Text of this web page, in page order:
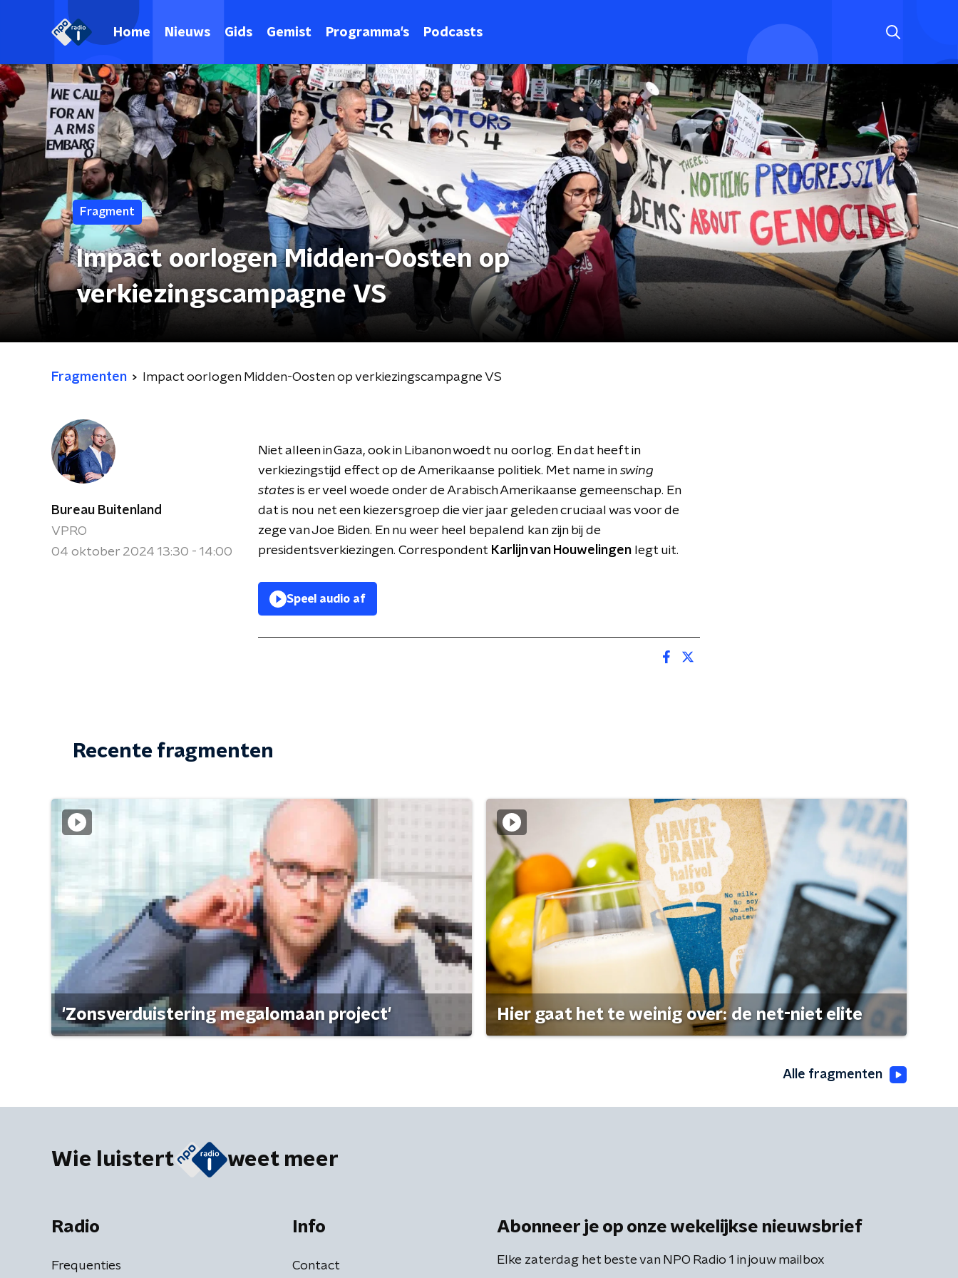
Home Nieuws Gids Gemist Programma's Podcasts
Fragment
Impact oorlogen Midden-Oosten op
verkiezingscampagne VS
Fragmenten Impact oorlogen Midden-Oosten op verkiezingscampagne VS
Bureau Buitenland
VPRO
04 oktober 2024 13:30 - 14:00
Niet alleen in Gaza, ook in Libanon woedt nu oorlog. En dat heeft in
verkiezingstijd effect op de Amerikaanse politiek. Met name in swing
states is er veel woede onder de Arabisch Amerikaanse gemeenschap. En
dat is nou net een kiezersgroep die vier jaar geleden cruciaal was voor de
zege van Joe Biden. En nu weer heel bepalend kan zijn bij de
presidentsverkiezingen. Correspondent Karlijn van Houwelingen legt uit.
Speel audio af
Recente fragmenten
'Zonsverduistering megalomaan project' Hier gaat het te weinig over: de net-niet elite
Alle fragmenten
Wie luistert weet meer
Radio
Frequenties
Info
Contact
Abonneer je op onze wekelijkse nieuwsbrief
Elke zaterdag het beste van NPO Radio 1 in jouw mailbox